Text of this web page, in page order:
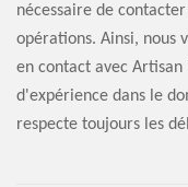
nécessaire de
opérations. Ainsi, nous
en contact avec
d'expérience dans le
respecte toujours les